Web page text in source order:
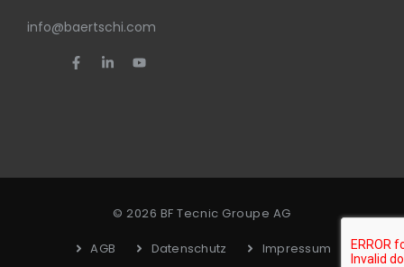
info@baertschi.com
© 2026 BF Tecnic Groupe AG
AGB Datenschutz Impressum